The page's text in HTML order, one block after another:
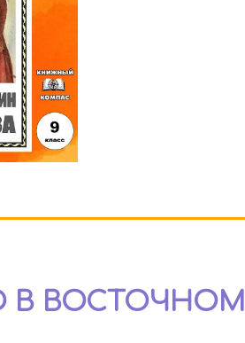
В ВОСТОЧНОМ